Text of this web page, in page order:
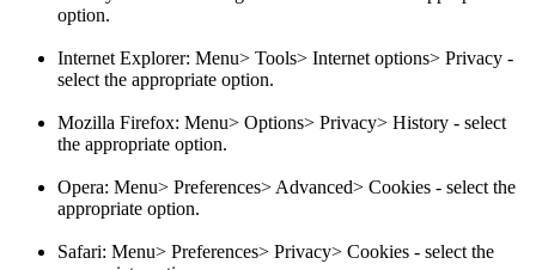
option.
Internet Explorer: Menu> Tools> Internet options> Privacy -
select the appropriate option.
Mozilla Firefox: Menu> Options> Privacy> History - select
the appropriate option.
Opera: Menu> Preferences> Advanced> Cookies - select the
appropriate option.
Safari: Menu> Preferences> Privacy> Cookies - select the